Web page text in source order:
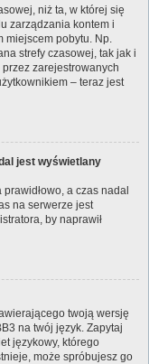
niż ta, w której się
zarządzania kontem i
miejscem pobytu. Np.
strefy czasowej, tak jak i
zarejestrowanych
– teraz jest
jest wyświetlany
a czas nadal
na serwerze jest
by naprawił
twoją wersję
na twój język. Zapytaj
językowy, którego
może spróbujesz go